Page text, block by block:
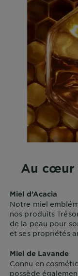
Au cœur
Miel d’Acacia
Notre miel
nos produits
de la peau pour
et ses propriétés
Miel de Lavande
Connu en
possède